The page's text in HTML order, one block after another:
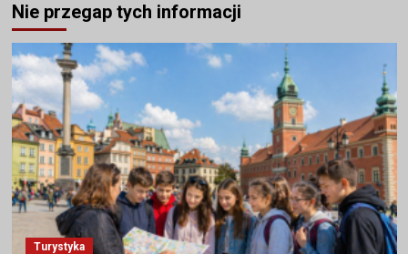
Nie przegap tych informacji
Turystyka